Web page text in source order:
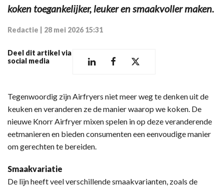
koken toegankelijker, leuker en smaakvoller maken.
Redactie 28 mei 2026 15:31
Deel dit artikel via
social media
Tegenwoordig zijn Airfryers niet meer weg te denken uit de
keuken en veranderen ze de manier waarop we koken. De
nieuwe Knorr Airfryer mixen spelen in op deze veranderende
eetmanieren en bieden consumenten een eenvoudige manier
om gerechten te bereiden.
Smaakvariatie
De lijn heeft veel verschillende smaakvarianten, zoals de